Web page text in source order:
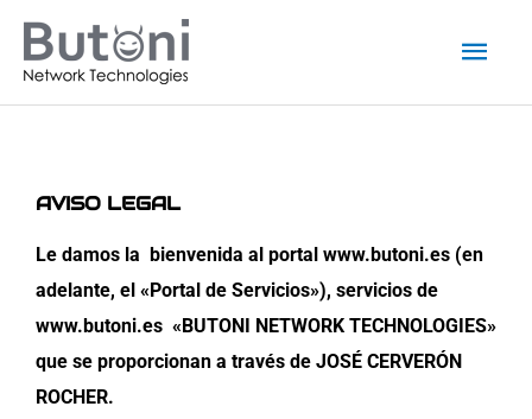
contenido
AVISO LEGAL
Le damos la bienvenida al portal www.butoni.es (en
adelante, el «Portal de Servicios»), servicios de
www.butoni.es «BUTONI NETWORK TECHNOLOGIES»
que se proporcionan a través de JOSÉ CERVERÓN
ROCHER.